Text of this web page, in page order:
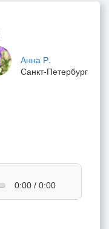
Анна Р.
Санкт-Петербург
0:00 / 0:00